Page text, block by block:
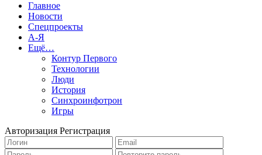
Главное
Новости
Спецпроекты
А-Я
Ещё…
Контур Первого
Технологии
Люди
История
Синхроинфотрон
Игры
Авторизация Регистрация